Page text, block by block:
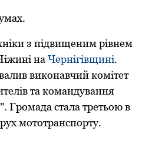
з підвищеним рівнем
на Чернігівщині.
виконавчий комітет
та командування
Громада стала третьою в
мототранспорту.